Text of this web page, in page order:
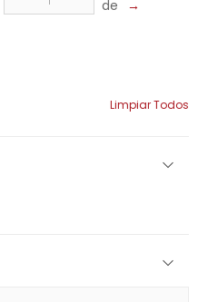
de →
Limpiar Todos